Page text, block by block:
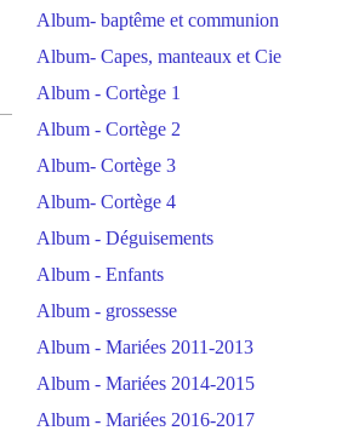
Album- baptême et communion
Album- Capes, manteaux et Cie
Album - Cortège 1
Album - Cortège 2
Album- Cortège 3
Album- Cortège 4
Album - Déguisements
Album - Enfants
Album - grossesse
Album - Mariées 2011-2013
Album - Mariées 2014-2015
Album - Mariées 2016-2017